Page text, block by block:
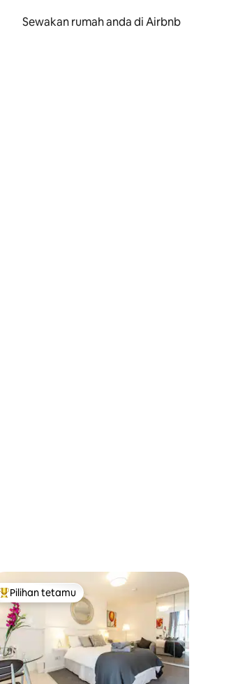
Sewakan rumah anda di Airbnb
Pilihan utama tetamu
Pilihan tetamu